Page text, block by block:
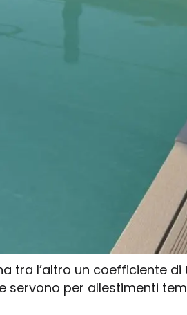
tra l’altro un coefficiente di
per allestimenti